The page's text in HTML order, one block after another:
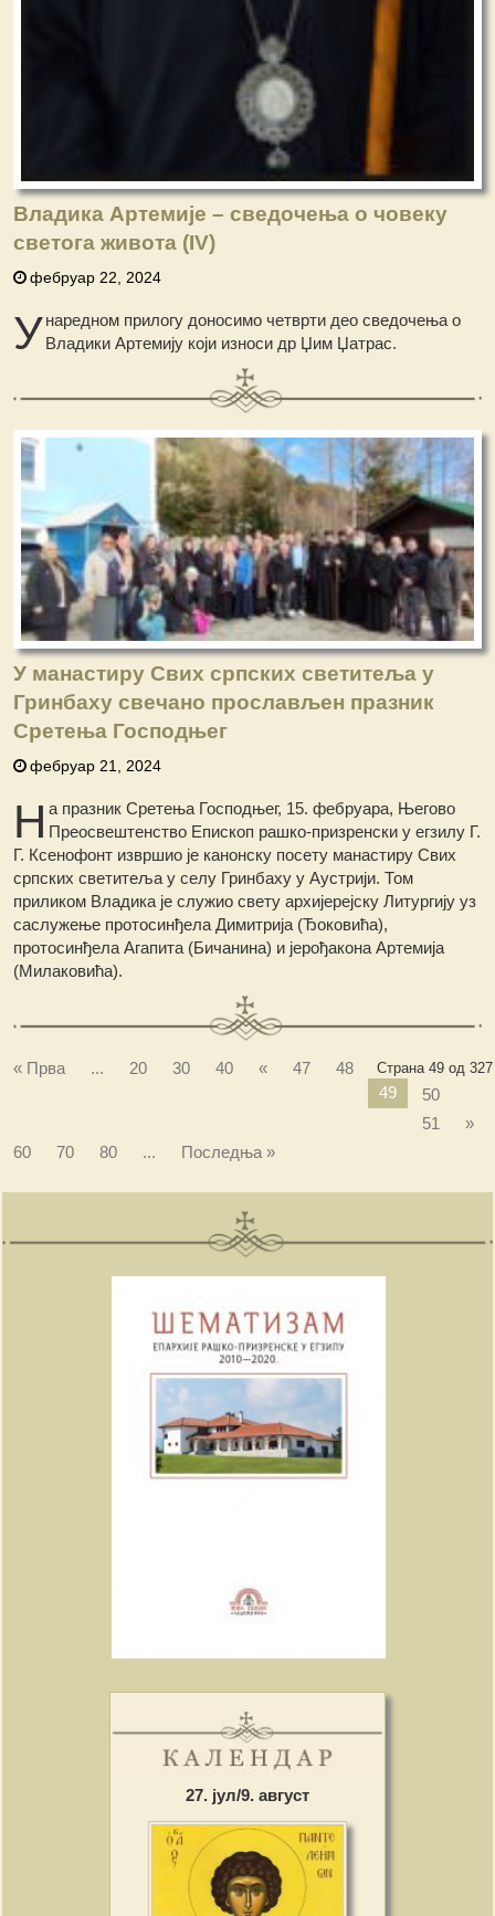
Владика Артемије – сведочења о човеку
светога живота (IV)
фебруар 22, 2024
Унаредном прилогу доносимo четврти део сведочењa о
Владики Артемију који износи др Џим Џатрас.
У манастиру Свих српских светитеља у
Гринбаху свечано прослављен празник
Сретења Господњег
фебруар 21, 2024
Н а празник Сретења Господњег, 15. фебруара, Његово
Преосвештенство Епископ рашко-призренски у егзилу Г.
Г. Ксенофонт извршио је канонску посету манастиру Свих
српских светитеља у селу Гринбаху у Аустрији. Том
приликом Владика је служио свету архијерејску Литургију уз
саслужење протосинђела Димитрија (Ђоковића),
протосинђела Агапита (Бичанина) и јерођакона Артемија
(Милаковића).
Страна 49 од 327
« Прва ... 20 30 40 « 47
48
49
50
51
»
60
70 80 ... Последња »
27. јул/9. август